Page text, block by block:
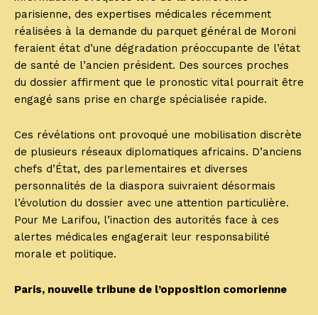
parisienne, des expertises médicales récemment
réalisées à la demande du parquet général de Moroni
feraient état d’une dégradation préoccupante de l’état
de santé de l’ancien président. Des sources proches
du dossier affirment que le pronostic vital pourrait être
engagé sans prise en charge spécialisée rapide.
Ces révélations ont provoqué une mobilisation discrète
de plusieurs réseaux diplomatiques africains. D’anciens
chefs d’État, des parlementaires et diverses
personnalités de la diaspora suivraient désormais
l’évolution du dossier avec une attention particulière.
Pour Me Larifou, l’inaction des autorités face à ces
alertes médicales engagerait leur responsabilité
morale et politique.
Paris, nouvelle tribune de l’opposition comorienne